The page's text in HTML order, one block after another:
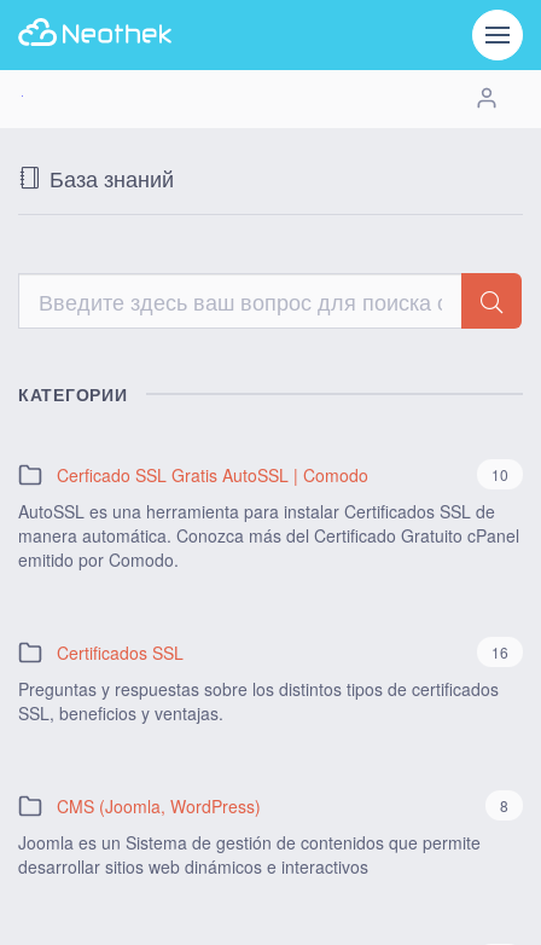
База знаний
КАТЕГОРИИ
Cerficado SSL Gratis AutoSSL | Comodo 10
AutoSSL es una herramienta para instalar Certificados SSL de
manera automática. Conozca más del Certificado Gratuito cPanel
emitido por Comodo.
Certificados SSL 16
Preguntas y respuestas sobre los distintos tipos de certificados
SSL, beneficios y ventajas.
CMS (Joomla, WordPress) 8
Joomla es un Sistema de gestión de contenidos que permite
desarrollar sitios web dinámicos e interactivos